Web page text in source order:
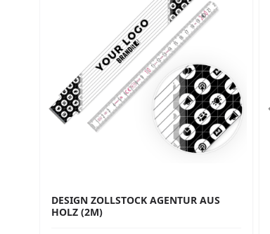
DESIGN ZOLLSTOCK AGENTUR AUS
HOLZ (2M)